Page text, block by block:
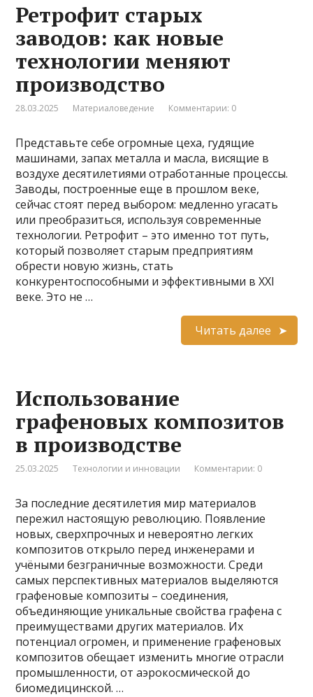
Ретрофит старых
заводов: как новые
технологии меняют
производство
28.03.2025 Материаловедение Комментарии: 0
Представьте себе огромные цеха, гудящие
машинами, запах металла и масла, висящие в
воздухе десятилетиями отработанные процессы.
Заводы, построенные еще в прошлом веке,
сейчас стоят перед выбором: медленно угасать
или преобразиться, используя современные
технологии. Ретрофит – это именно тот путь,
который позволяет старым предприятиям
обрести новую жизнь, стать
конкурентоспособными и эффективными в XXI
веке. Это не …
Читать далее
Использование
графеновых композитов
в производстве
25.03.2025 Технологии и инновации Комментарии: 0
За последние десятилетия мир материалов
пережил настоящую революцию. Появление
новых, сверхпрочных и невероятно легких
композитов открыло перед инженерами и
учёными безграничные возможности. Среди
самых перспективных материалов выделяются
графеновые композиты – соединения,
объединяющие уникальные свойства графена с
преимуществами других материалов. Их
потенциал огромен, и применение графеновых
композитов обещает изменить многие отрасли
промышленности, от аэрокосмической до
биомедицинской. …